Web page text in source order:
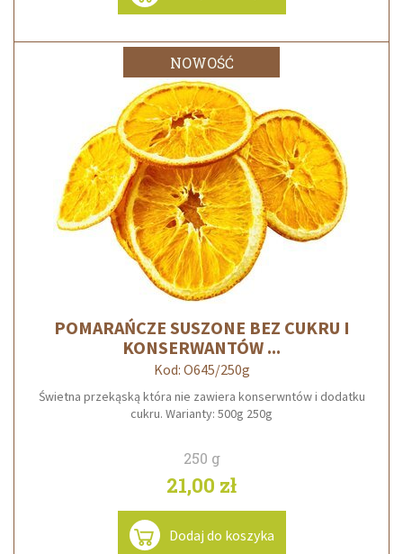
NOWOŚĆ
POMARAŃCZE SUSZONE BEZ CUKRU I
KONSERWANTÓW ...
Kod: O645/250g
Świetna przekąską która nie zawiera konserwntów i dodatku
cukru. Warianty: 500g 250g
250 g
21,00 zł
Dodaj do koszyka